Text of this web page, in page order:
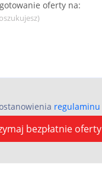
regulaminu
bezpłatnie oferty